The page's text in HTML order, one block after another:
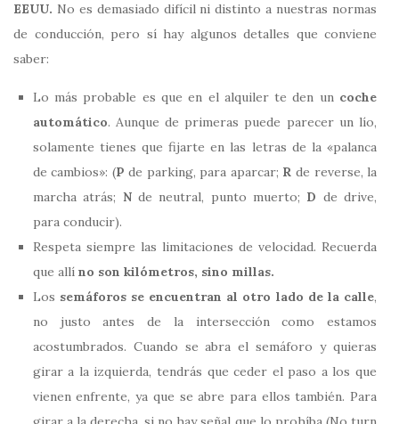
EEUU. No es demasiado difícil ni distinto a nuestras normas
de conducción, pero sí hay algunos detalles que conviene
saber:
Lo más probable es que en el alquiler te den un coche
automático. Aunque de primeras puede parecer un lío,
solamente tienes que fijarte en las letras de la «palanca
de cambios»: (Pde parking, para aparcar; R de reverse, la
marcha atrás; N de neutral, punto muerto; D de drive,
para conducir).
Respeta siempre las limitaciones de velocidad. Recuerda
que allí no son kilómetros, sino millas.
Los semáforos se encuentran al otro lado de la calle,
no justo antes de la intersección como estamos
acostumbrados. Cuando se abra el semáforo y quieras
girar a la izquierda, tendrás que ceder el paso a los que
vienen enfrente, ya que se abre para ellos también. Para